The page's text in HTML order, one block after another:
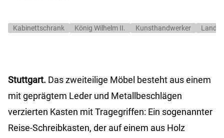
Kabinettschrank König Wilhelm II. Kunsthandwerker
Stuttgart. Das zweiteilige Möbel besteht aus einem
mit geprägtem Leder und Metallbeschlägen
verzierten Kasten mit Tragegriffen: Ein sogenannter
Reise-Schreibkasten, der auf einem aus Holz